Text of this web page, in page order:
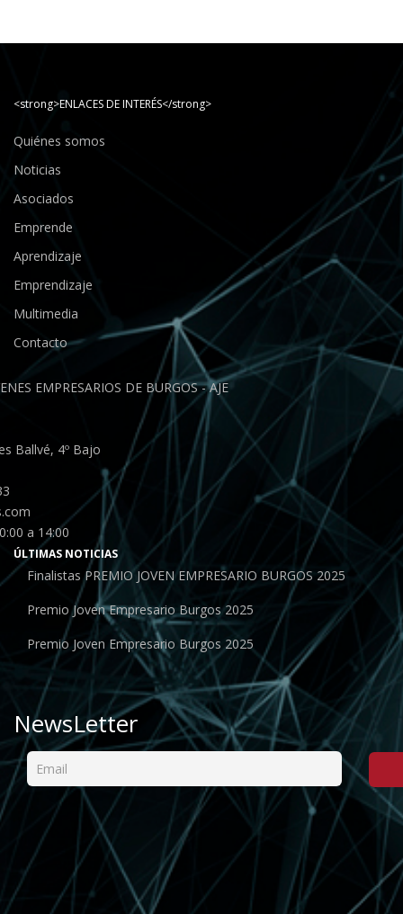
<strong>ENLACES DE INTERÉS</strong>
Quiénes somos
Noticias
Asociados
Emprende
Aprendizaje
Emprendizaje
Multimedia
Contacto
EMPRESARIOS DE BURGOS - AJE
Ballvé, 4º Bajo
a 14:00
ÚLTIMAS NOTICIAS
Finalistas PREMIO JOVEN EMPRESARIO BURGOS 2025
Premio Joven Empresario Burgos 2025
Premio Joven Empresario Burgos 2025
NewsLetter